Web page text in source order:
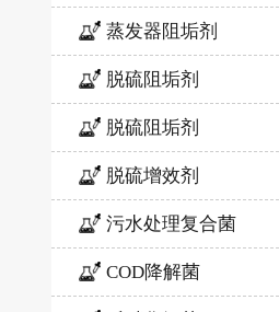
蒸发器阻垢剂
脱硫阻垢剂
脱硫阻垢剂
脱硫增效剂
污水处理复合菌
COD降解菌